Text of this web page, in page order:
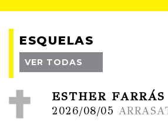
ESQUELAS
VER TODAS
ESTHER
2026/08/05